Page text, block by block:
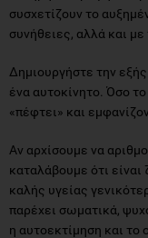
συσχετίζουν το
συνήθειες, αλλά και
Δημιουργήστε την
ένα αυτοκίνητο. Όσο
«πέφτει» και
Αν αρχίσουμε να
καταλάβουμε ότι
καλής υγείας
παρέχει σωματικά,
η αυτοεκτίμηση και το